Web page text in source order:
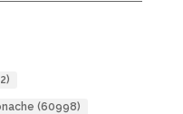
(60998)